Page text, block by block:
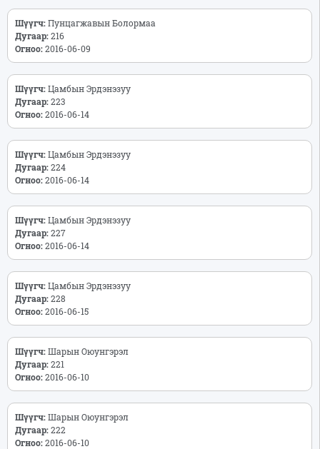
Шүүгч:Пунцагжавын Болормаа
Дугаар:216
Огноо:2016-06-09
Шүүгч:Цамбын Эрдэнэзуу
Дугаар:223
Огноо:2016-06-14
Шүүгч:Цамбын Эрдэнэзуу
Дугаар:224
Огноо:2016-06-14
Шүүгч:Цамбын Эрдэнэзуу
Дугаар:227
Огноо:2016-06-14
Шүүгч:Цамбын Эрдэнэзуу
Дугаар:228
Огноо:2016-06-15
Шүүгч:Шарын Оюунгэрэл
Дугаар:221
Огноо:2016-06-10
Шүүгч:Шарын Оюунгэрэл
Дугаар:222
Огноо:2016-06-10